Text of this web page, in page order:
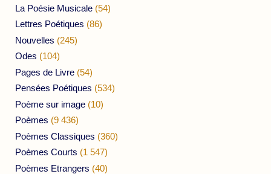
La Poésie Musicale (54)
Lettres Poétiques (86)
Nouvelles (245)
Odes (104)
Pages de Livre (54)
Pensées Poétiques (534)
Poème sur image (10)
Poèmes (9 436)
Poèmes Classiques (360)
Poèmes Courts (1 547)
Poèmes Etrangers (40)